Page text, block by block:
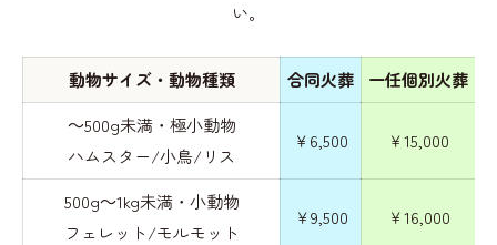
い。
動物サイズ・動物種類 合同火葬 一任個別火葬
～500g未満・極小動物
ハムスター/小鳥/リス
￥6,500 ￥15,000
500g～1kg未満・小動物
フェレット/モルモット
￥9,500 ￥16,000